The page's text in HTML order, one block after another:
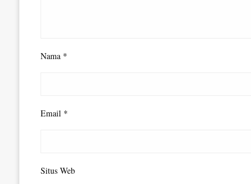
Nama *
Email *
Situs Web